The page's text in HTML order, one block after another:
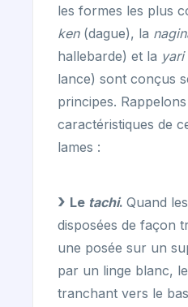
les formes les plus
ken(dague), la
hallebarde) et la yari
lance) sont conçus
principes.
caractéristiques de
lames :
Le tachi. Quand
disposées de façon
une posée sur un
par un linge blanc, le
tranchant vers le